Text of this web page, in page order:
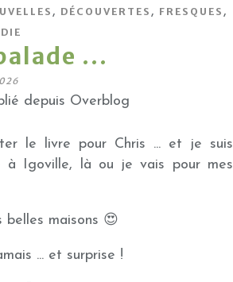
, DÉCOUVERTES , FRESQUES ,
...
depuis Overblog
le livre pour Chris ... et je suis
à Igoville, là ou je vais pour mes
maisons 😍
... et surprise !